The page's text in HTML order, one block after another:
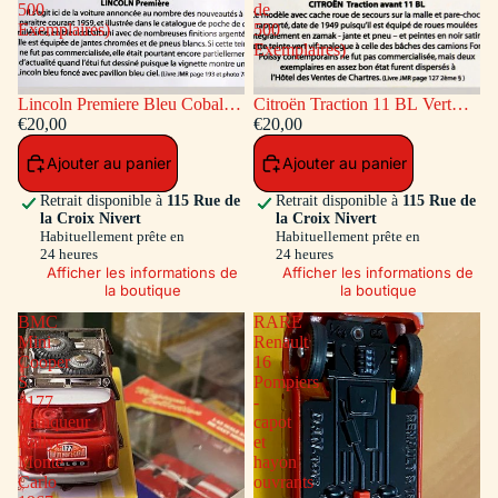
500
Exemplaires)
Lincoln Premiere Bleu Cobalt
(Série de 500 Exemplaires)
€20,00
Ajouter au panier
Retrait disponible à 115 Rue de
la Croix Nivert
Habituellement prête en
24 heures
Afficher les informations de
la boutique
de
500
Exemplaires)
Citroën Traction 11 BL Vert
(Série de 500 Exemplaires)
€20,00
Ajouter au panier
Retrait disponible à 115 Rue de
la Croix Nivert
Habituellement prête en
24 heures
Afficher les informations de
la boutique
BMC
Mini
Cooper
S
#177
Vainqueur
Rallye
Monte
Carlo
RARE
Renault
16
Pompiers
-
capot
et
hayon
ouvrants